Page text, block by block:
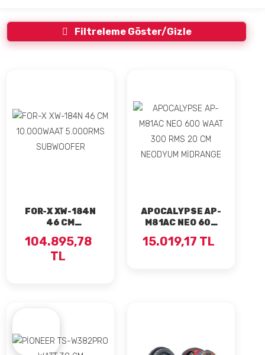
Filtreleme Göster/Gizle
FOR-X XW-184N
46 CM
5.000RMS
SUBWOOFER
104.895,78
TL
APOCALYPSE AP-
M81AC NEO 600
CM NEODYUM
15.019,17 TL